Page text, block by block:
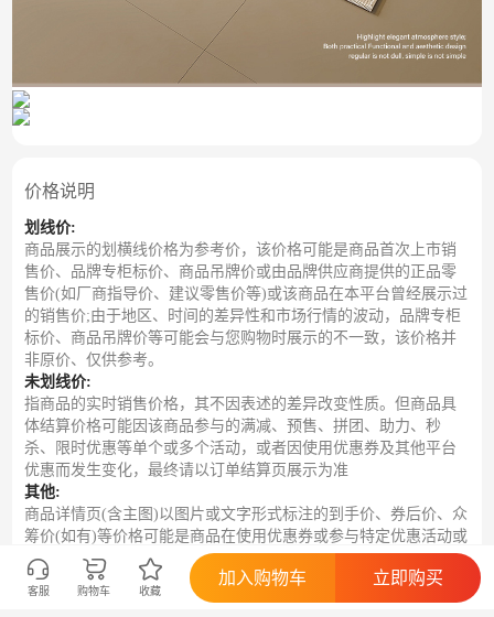
价格说明
划线价:
商品展示的划横线价格为参考价，该价格可能是商品首次上市销
售价、品牌专柜标价、商品吊牌价或由品牌供应商提供的正品零
售价(如厂商指导价、建议零售价等)或该商品在本平台曾经展示过
的销售价;由于地区、时间的差异性和市场行情的波动，品牌专柜
标价、商品吊牌价等可能会与您购物时展示的不一致，该价格并
非原价、仅供参考。
未划线价:
指商品的实时销售价格，其不因表述的差异改变性质。但商品具
体结算价格可能因该商品参与的满减、预售、拼团、助力、秒
杀、限时优惠等单个或多个活动，或者因使用优惠券及其他平台
优惠而发生变化，最终请以订单结算页展示为准
其他:
商品详情页(含主图)以图片或文字形式标注的到手价、券后价、众
筹价(如有)等价格可能是商品在使用优惠券或参与特定优惠活动或
在特定时间段等情形下，由系统根据相应规则计算得出的预估单
品结算价格。具体请以订单结算页面的标价、优惠条件或具体活
动规则为准。
客服 购物车 收藏
加入购物车 立即购买